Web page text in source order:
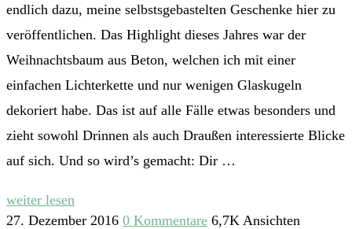
endlich dazu, meine selbstsgebastelten Geschenke hier zu
veröffentlichen. Das Highlight dieses Jahres war der
Weihnachtsbaum aus Beton, welchen ich mit einer
einfachen Lichterkette und nur wenigen Glaskugeln
dekoriert habe. Das ist auf alle Fälle etwas besonders und
zieht sowohl Drinnen als auch Draußen interessierte Blicke
auf sich. Und so wird’s gemacht: Dir …
weiter lesen
27. Dezember 2016 0 Kommentare 6,7K Ansichten